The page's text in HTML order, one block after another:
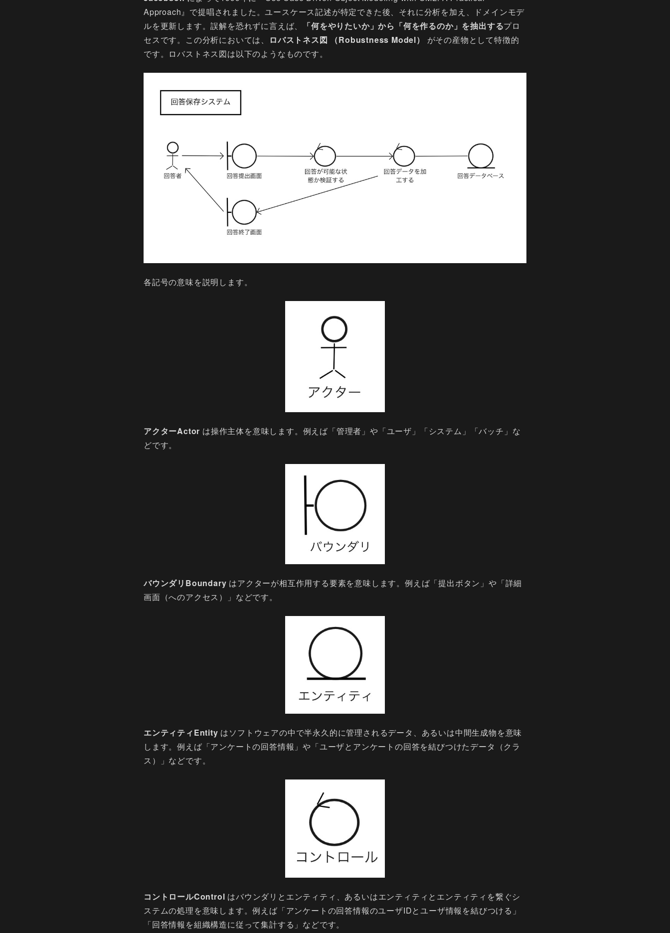
Approach』で提唱されました。ユースケース記述が特定できた後、それに分析を加え、ドメインモデ
ルを更新します。誤解を恐れずに言えば、
「何をやりたいか」から「何を作るのか」を抽出するプロ
セスです。この分析においては、
ロバストネス図 （Robustness Model）
がその産物として特徴的
です。ロバストネス図は以下のようなものです。
各記号の意味を説明します。
アクターActor は操作主体を意味します。例えば「管理者」や「ユーザ」「システム」「バッチ」な
どです。
バウンダリBoundary はアクターが相互作用する要素を意味します。例えば「提出ボタン」や「詳細
画面（へのアクセス）」などです。
エンティティEntity はソフトウェアの中で半永久的に管理されるデータ、あるいは中間生成物を意味
します。例えば「アンケートの回答情報」や「ユーザとアンケートの回答を結びつけたデータ（クラ
ス）」などです。
コントロールControl はバウンダリとエンティティ、あるいはエンティティとエンティティを繋ぐシ
ステムの処理を意味します。例えば「アンケートの回答情報のユーザIDとユーザ情報を結びつける」
「回答情報を組織構造に従って集計する」などです。